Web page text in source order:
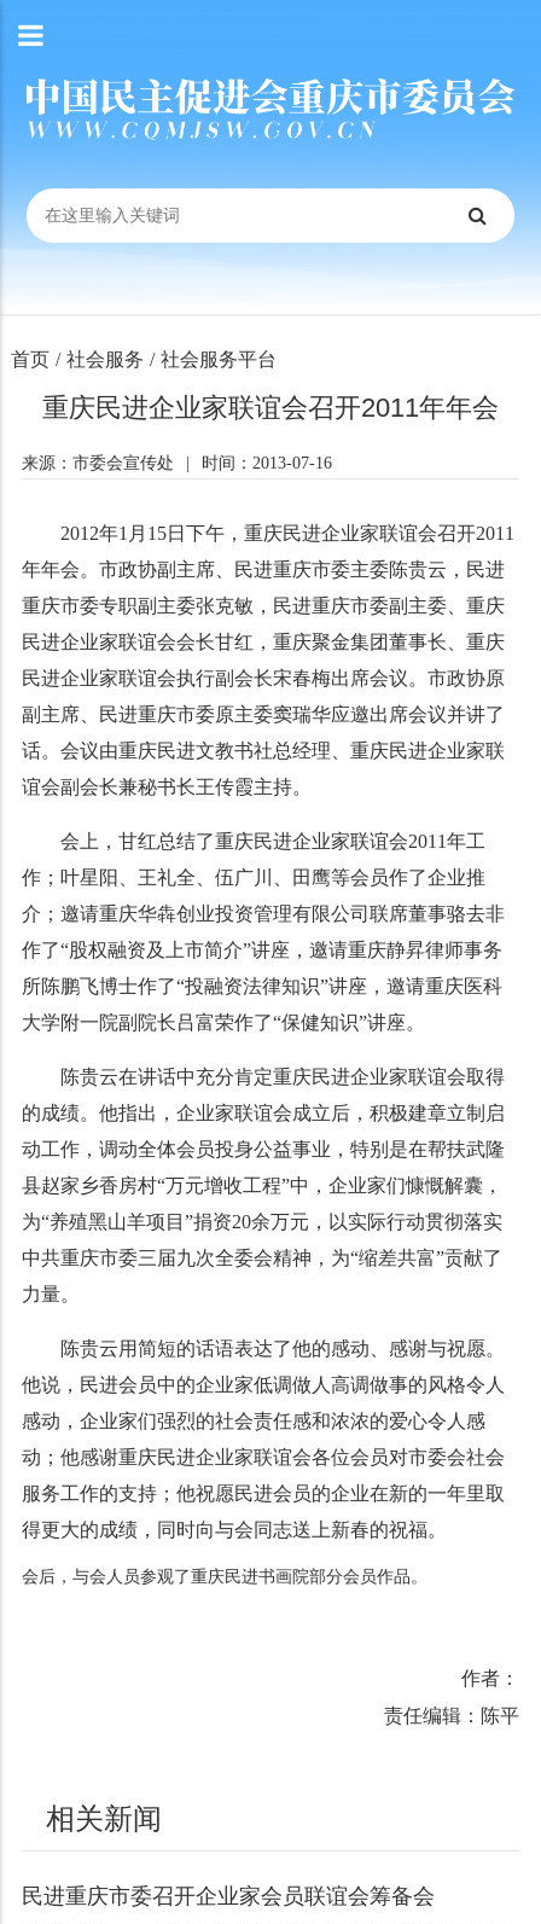
首页 / 社会服务 / 社会服务平台
重庆民进企业家联谊会召开2011年年会
来源：市委会宣传处 时间：2013-07-16
2012年1 月 15日下午，重庆民进企业家联谊会召开2011
年年会。市政协副主席、民进重庆市委主委陈贵云，民进
重庆市委专职副主委张克敏，民进重庆市委副主委、重庆
民进企业家联谊会会长甘红，重庆聚金集团董事长、重庆
民进企业家联谊会执行副会长宋春梅出席会议。市政协原
副主席、民进重庆市委原主委窦瑞华应邀出席会议并讲了
话。会议由重庆民进文教书社总经理、重庆民进企业家联
谊会副会长兼秘书长王传霞主持。
会上，甘红总结了重庆民进企业家联谊会2011年工
作；叶星阳、王礼全、伍广川、田鹰等会员作了企业推
介；邀请重庆华犇创业投资管理有限公司联席董事骆去非
作了“股权融资及上市简介”讲座，邀请重庆静昇律师事务
所陈鹏飞博士作了“投融资法律知识”讲座，邀请重庆医科
大学附一院副院长吕富荣作了“保健知识”讲座。
陈贵云在讲话中充分肯定重庆民进企业家联谊会取得
的成绩。他指出，企业家联谊会成立后，积极建章立制启
动工作，调动全体会员投身公益事业，特别是在帮扶武隆
县赵家乡香房村“万元增收工程”中，企业家们慷慨解囊，
为“养殖黑山羊项目”捐资20余万元，以实际行动贯彻落实
中共重庆市委三届九次全委会精神，为“缩差共富”贡献了
力量。
陈贵云用简短的话语表达了他的感动、感谢与祝愿。
他说，民进会员中的企业家低调做人高调做事的风格令人
感动，企业家们强烈的社会责任感和浓浓的爱心令人感
动；他感谢重庆民进企业家联谊会各位会员对市委会社会
服务工作的支持；他祝愿民进会员的企业在新的一年里取
得更大的成绩，同时向与会同志送上新春的祝福。
会后，与会人员参观了重庆民进书画院部分会员作品。
作者：
责任编辑：陈平
相关新闻
民进重庆市委召开企业家会员联谊会筹备会